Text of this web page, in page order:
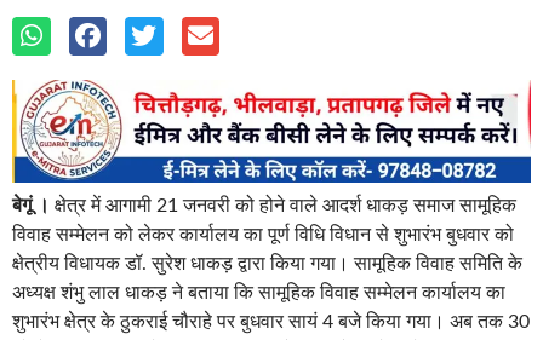
बेगूं । क्षेत्र में आगामी 21 जनवरी को होने वाले आदर्श धाकड़ समाज सामूहिक
विवाह सम्मेलन को लेकर कार्यालय का पूर्ण विधि विधान से शुभारंभ बुधवार को
क्षेत्रीय विधायक डॉ. सुरेश धाकड़ द्वारा किया गया। सामूहिक विवाह समिति के
अध्यक्ष शंभु लाल धाकड़ ने बताया कि सामूहिक विवाह सम्मेलन कार्यालय का
शुभारंभ क्षेत्र के ठुकराई चौराहे पर बुधवार सायं 4 बजे किया गया। अब तक 30